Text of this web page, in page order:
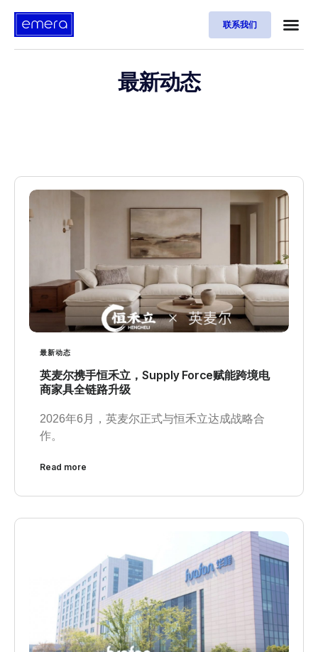
联系我们
最新动态
最新动态
英麦尔携手恒禾立，Supply Force赋能跨境电
商家具全链路升级
2026年6月，英麦尔正式与恒禾立达成战略合
作。
Read more